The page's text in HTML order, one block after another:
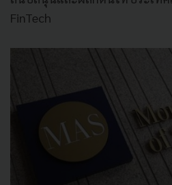
FinTech